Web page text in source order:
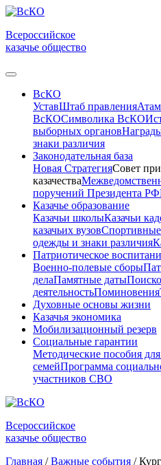
Всероссийское
казачье общество
ВсКО
УставШтаб правления
ВсКОСимволика ВсКО
выборных органов
знаки различия
Законодательная база
Новая СтратегияСовет
казачества
поручений Президента РФ
Казачье образование
Казачьи школыКазачьи
казачьих вузовСпортивные
одежды и знаки различия
Патриотическое
Военно-полевые сборы
делаПамятные даты
деятельностьПоминовения
Духовные основы жизни
Казачья экономика
Мобилизационный резерв
Социальные гарантии
Методические пособия
семейПрограмма
участников СВО
Всероссийское
казачье общество
Главная / Важные события /